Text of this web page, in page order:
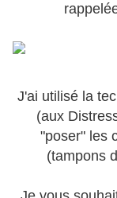
J'ai utilisé la
(aux
"poser" les
(tampons